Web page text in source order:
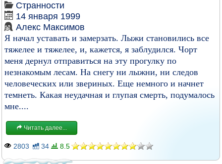
Странности
14 января 1999
Алекс Максимов
Я начал уставать и замерзать. Лыжи становились все
тяжелее и тяжелее, и, кажется, я заблудился. Чорт
меня дернул отправиться на эту прогулку по
незнакомым лесам. На снегу ни лыжни, ни следов
человеческих или звериных. Еще немного и начнет
темнеть. Какая неудачная и глупая смерть, подумалось
мне....
Читать далее...
2803 34 8.5